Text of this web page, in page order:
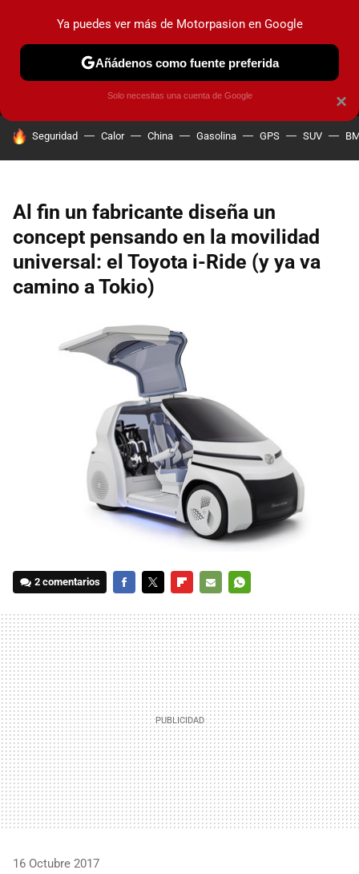
MENÚ NUEVO
COCHES ELÉCTRICOS OBSERVATORIO
HOY SE HABLA DE
Seguridad Calor China Gasolina GPS SUV
Al fin un fabricante diseña un
concept pensando en la movilidad
universal: el Toyota i-Ride (y ya va
camino a Tokio)
2 comentarios
MAIL
16 Octubre 2017
×
Ya puedes ver más de Motorpasion en Google
Añádenos como fuente preferida
Solo necesitas una cuenta de Google